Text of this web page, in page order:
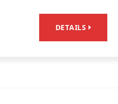
DETAILS